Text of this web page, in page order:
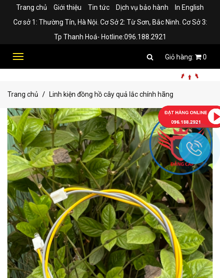
Trang chủ Giới thiệu Tin tức Dịch vụ bảo hành
In English
Cơ sở 1: Thường Tín, Hà Nội. Cơ Sở 2: Từ Sơn, Bắc Ninh. Cơ Sở 3:
Tp Thanh Hoá- Hotline:096.188.2921
Toggle
0
Trang chủ Linh kiện đồng hồ cây quả lắc chính hãng